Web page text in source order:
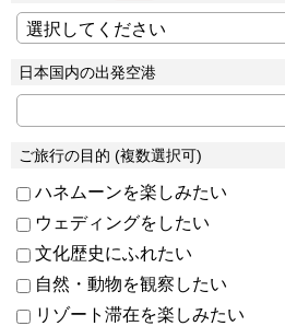
日本国内の出発空港
ご旅行の目的 (複数選択可)
ハネムーンを楽しみたい
ウェディングをしたい
文化歴史にふれたい
自然・動物を観察したい
リゾート滞在を楽しみたい